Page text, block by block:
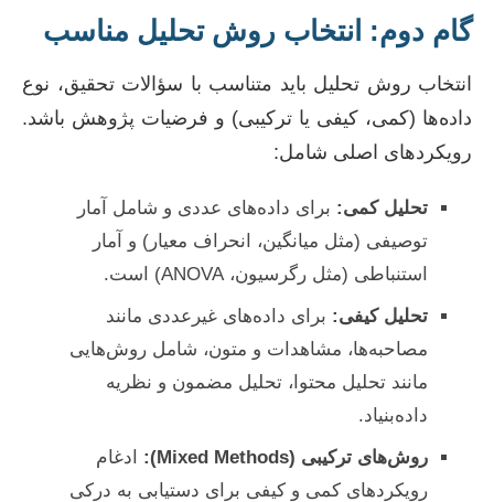
گام دوم: انتخاب روش تحلیل مناسب
انتخاب روش تحلیل باید متناسب با سؤالات تحقیق، نوع
داده‌ها (کمی، کیفی یا ترکیبی) و فرضیات پژوهش باشد.
رویکردهای اصلی شامل:
تحلیل کمی: برای داده‌های عددی و شامل آمار
توصیفی (مثل میانگین، انحراف معیار) و آمار
استنباطی (مثل رگرسیون، ANOVA) است.
تحلیل کیفی: برای داده‌های غیرعددی مانند
مصاحبه‌ها، مشاهدات و متون، شامل روش‌هایی
مانند تحلیل محتوا، تحلیل مضمون و نظریه
داده‌بنیاد.
روش‌های ترکیبی (Mixed Methods):
ادغام
رویکردهای کمی و کیفی برای دستیابی به درکی